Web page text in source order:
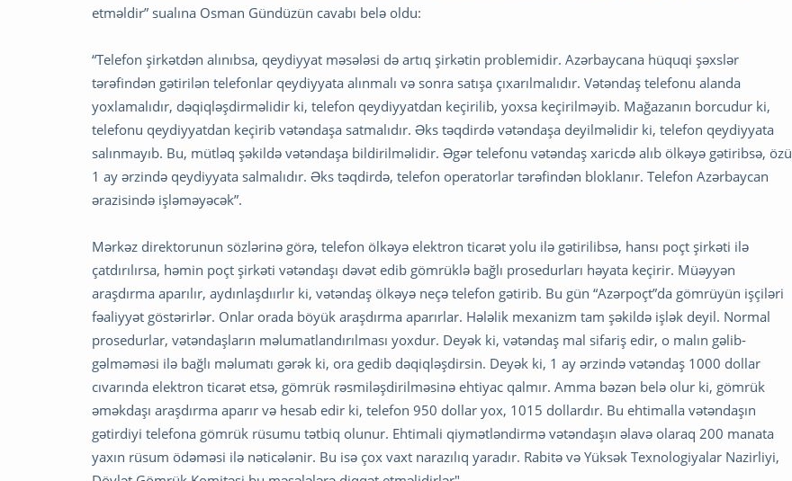
etməldir” sualına Osman Gündüzün cavabı belə oldu:
“Telefon şirkətdən alınıbsa, qeydiyyat məsələsi də artıq şirkətin problemidir. Azərbaycana hüquqi şəxslər
tərəfindən gətirilən telefonlar qeydiyyata alınmalı və sonra satışa çıxarılmalıdır. Vətəndaş telefonu alanda
yoxlamalıdır, dəqiqləşdirməlidir ki, telefon qeydiyyatdan keçirilib, yoxsa keçirilməyib. Mağazanın borcudur ki,
telefonu qeydiyyatdan keçirib vətəndaşa satmalıdır. Əks təqdirdə vətəndaşa deyilməlidir ki, telefon qeydiyyata
salınmayıb. Bu, mütləq şəkildə vətəndaşa bildirilməlidir. Əgər telefonu vətəndaş xaricdə alıb ölkəyə gətiribsə, özü
1 ay ərzində qeydiyyata salmalıdır. Əks təqdirdə, telefon operatorlar tərəfindən bloklanır. Telefon Azərbaycan
ərazisində işləməyəcək”.
Mərkəz direktorunun sözlərinə görə, telefon ölkəyə elektron ticarət yolu ilə gətirilibsə, hansı poçt şirkəti ilə
çatdırılırsa, həmin poçt şirkəti vətəndaşı dəvət edib gömrüklə bağlı prosedurları həyata keçirir. Müəyyən
araşdırma aparılır, aydınlaşdıırlır ki, vətəndaş ölkəyə neçə telefon gətirib. Bu gün “Azərpoçt”da gömrüyün işçiləri
fəaliyyət göstərirlər. Onlar orada böyük araşdırma aparırlar. Hələlik mexanizm tam şəkildə işlək deyil. Normal
prosedurlar, vətəndaşların məlumatlandırılması yoxdur. Deyək ki, vətəndaş mal sifariş edir, o malın gəlib-
gəlməməsi ilə bağlı məlumatı gərək ki, ora gedib dəqiqləşdirsin. Deyək ki, 1 ay ərzində vətəndaş 1000 dollar
cıvarında elektron ticarət etsə, gömrük rəsmiləşdirilməsinə ehtiyac qalmır. Amma bəzən belə olur ki, gömrük
əməkdaşı araşdırma aparır və hesab edir ki, telefon 950 dollar yox, 1015 dollardır. Bu ehtimalla vətəndaşın
gətirdiyi telefona gömrük rüsumu tətbiq olunur. Ehtimali qiymətləndirmə vətəndaşın əlavə olaraq 200 manata
yaxın rüsum ödəməsi ilə nəticələnir. Bu isə çox vaxt narazılıq yaradır. Rabitə və Yüksək Texnologiyalar Nazirliyi,